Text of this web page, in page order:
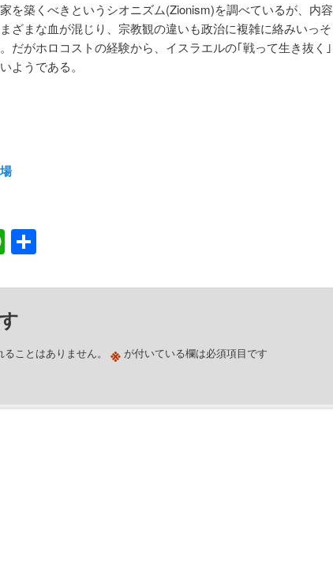
を築くべきというシオニズム(Zionism)を調べているが、内容
ざまな血が混じり、宗教観の違いも政治に複雑に絡みいっそ
だがホロコストの経験から、イスラエルの｢戦って生き抜く｣
ようである。
WhatsApp
共
ことはありません。 ※が付いている欄は必須項目です